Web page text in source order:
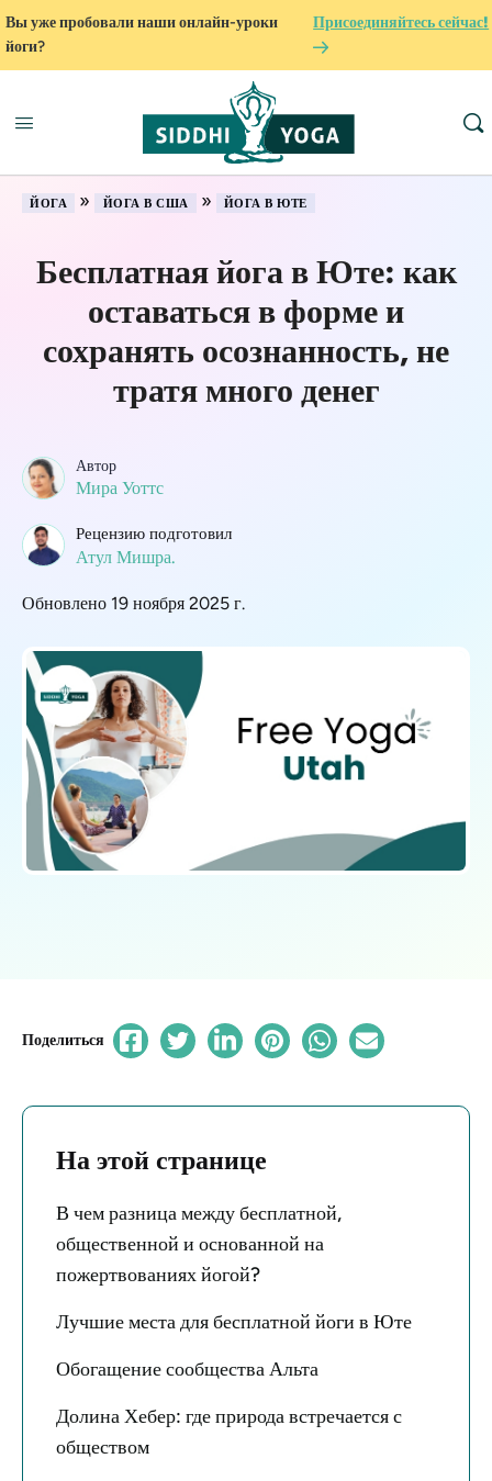
Вы уже пробовали наши онлайн-уроки
йоги?
Присоединяйтесь сейчас!
ЙОГА » ЙОГА В США » ЙОГА В ЮТЕ
Бесплатная йога в Юте: как
оставаться в форме и
сохранять осознанность, не
тратя много денег
Автор
Мира Уоттс
Рецензию подготовил
Атул Мишра.
Обновлено 19 ноября 2025 г.
Поделиться
На этой странице
В чем разница между бесплатной,
общественной и основанной на
пожертвованиях йогой?
Лучшие места для бесплатной йоги в Юте
Обогащение сообщества Альта
Долина Хебер: где природа встречается с
обществом